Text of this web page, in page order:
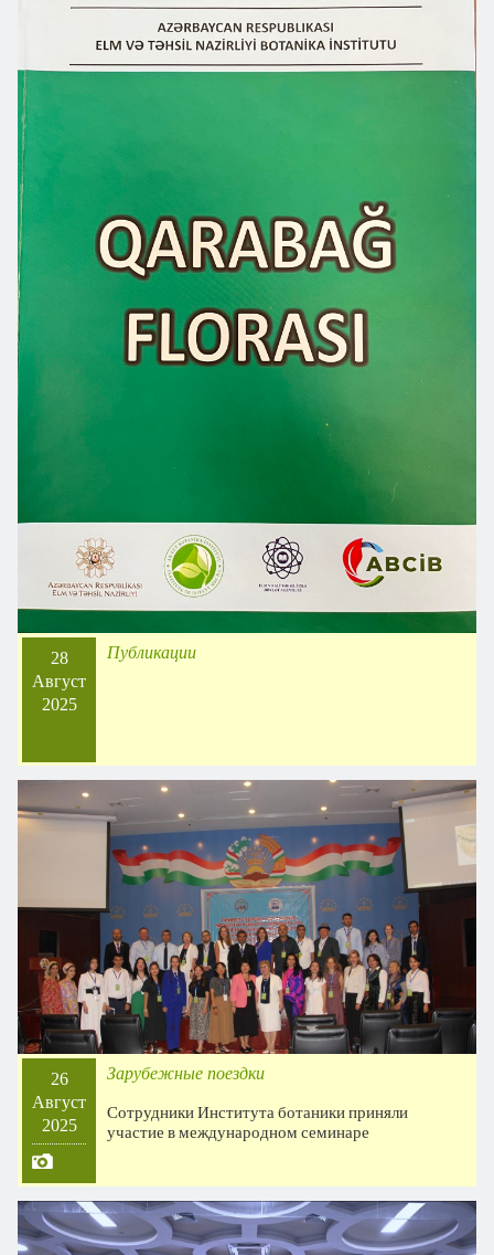
28
Август
2025
Публикации
26
Август
2025
Зарубежные поездки
Сотрудники Института ботаники приняли
участие в международном семинаре